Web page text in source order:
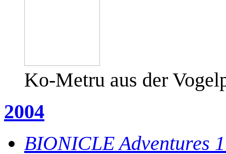
Ko-Metru aus der
2004
BIONICLE Adventures